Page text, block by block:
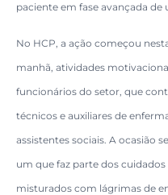
paciente em fase avançada de
No HCP, a ação começou
manhã, atividades
funcionários do setor, que
técnicos e auxiliares de
assistentes sociais. A ocasião
um que faz parte dos
misturados com lágrimas de